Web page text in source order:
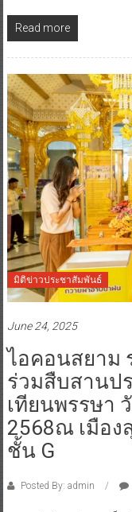
Read more
มิติข่าวประชาสัมพันธ์
June 24, 2025
ไอคอนสยาม
ร่วมสืบสานป
เทียนพรรษา
2568ณ เมือ
ชั้น G
Posted By: admin